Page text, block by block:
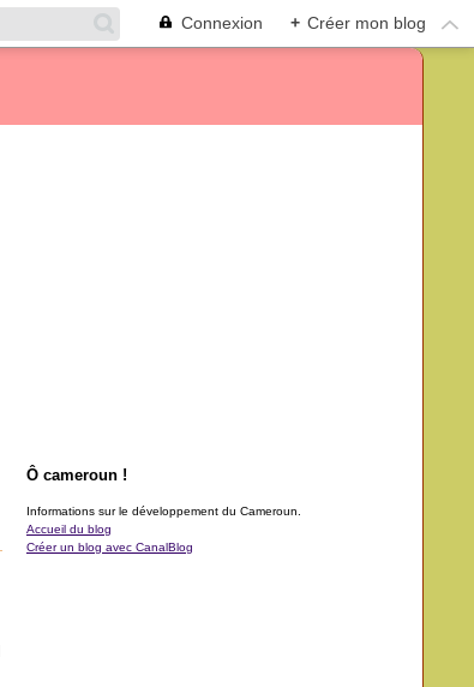
Connexion + Créer mon blog
Ô cameroun !
Informations sur le développement du Cameroun.
Accueil du blog
Créer un blog avec CanalBlog